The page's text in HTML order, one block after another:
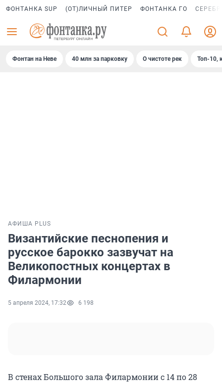
ФОНТАНКА SUP (ОТ)ЛИЧНЫЙ ПИТЕР ФОНТАНКА ГО
Фонтан на Неве 40 млн за парковку О чистоте рек Топ-10,
АФИША PLUS
Византийские песнопения и
русское барокко зазвучат на
Великопостных концертах в
Филармонии
5 апреля 2024, 17:32 6 198
В стенах Большого зала Филармонии с 14 по 28